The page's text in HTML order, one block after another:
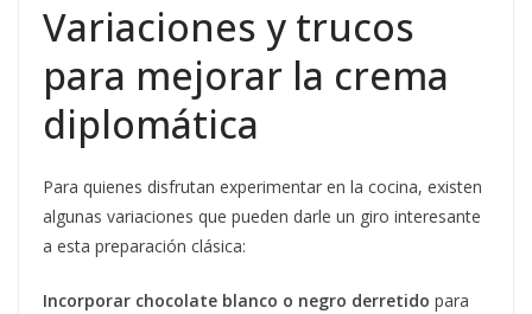
Variaciones y trucos
para mejorar la crema
diplomática
Para quienes disfrutan experimentar en la cocina, existen
algunas variaciones que pueden darle un giro interesante
a esta preparación clásica:
Incorporar chocolate blanco o negro derretido para